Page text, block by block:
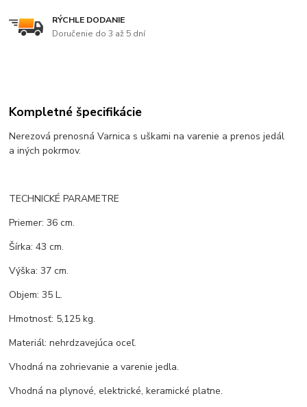
RÝCHLE DODANIE
Doručenie do 3 až 5 dní
Kompletné špecifikácie
Nerezová prenosná Varnica s uškami na varenie a prenos jedál
a iných pokrmov.
TECHNICKÉ PARAMETRE
Priemer: 36 cm.
Šírka: 43 cm.
Výška: 37 cm.
Objem: 35 L.
Hmotnosť: 5,125 kg.
Materiál: nehrdzavejúca oceľ.
Vhodná na zohrievanie a varenie jedla.
Vhodná na plynové, elektrické, keramické platne.